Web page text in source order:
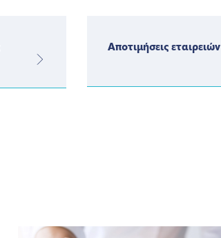
Αποτιμήσεις εταιρειών